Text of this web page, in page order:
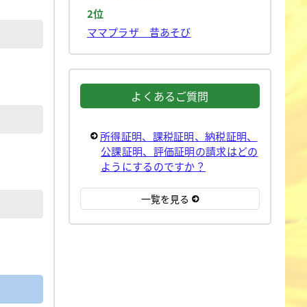
2位
ママプラザ 昔あそび
よくあるご質問
所得証明、課税証明、納税証明、
公課証明、評価証明の請求はどの
ようにするのですか？
一覧を見る